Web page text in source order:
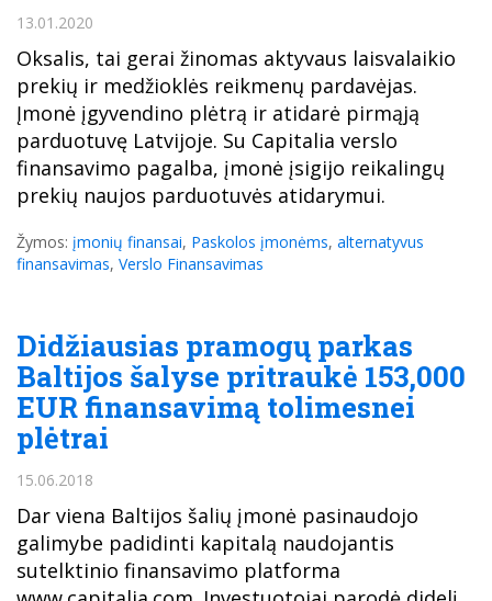
13.01.2020
Oksalis, tai gerai žinomas aktyvaus laisvalaikio
prekių ir medžioklės reikmenų pardavėjas.
Įmonė įgyvendino plėtrą ir atidarė pirmąją
parduotuvę Latvijoje. Su Capitalia verslo
finansavimo pagalba, įmonė įsigijo reikalingų
prekių naujos parduotuvės atidarymui.
Žymos: įmonių finansai, Paskolos įmonėms, alternatyvus
finansavimas, Verslo Finansavimas
Didžiausias pramogų parkas
Baltijos šalyse pritraukė 153,000
EUR finansavimą tolimesnei
plėtrai
15.06.2018
Dar viena Baltijos šalių įmonė pasinaudojo
galimybe padidinti kapitalą naudojantis
sutelktinio finansavimo platforma